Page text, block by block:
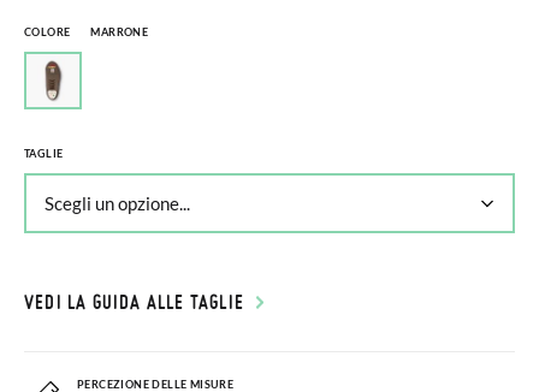
COLORE MARRONE
TAGLIE
VEDI LA GUIDA ALLE TAGLIE
PERCEZIONE DELLE MISURE